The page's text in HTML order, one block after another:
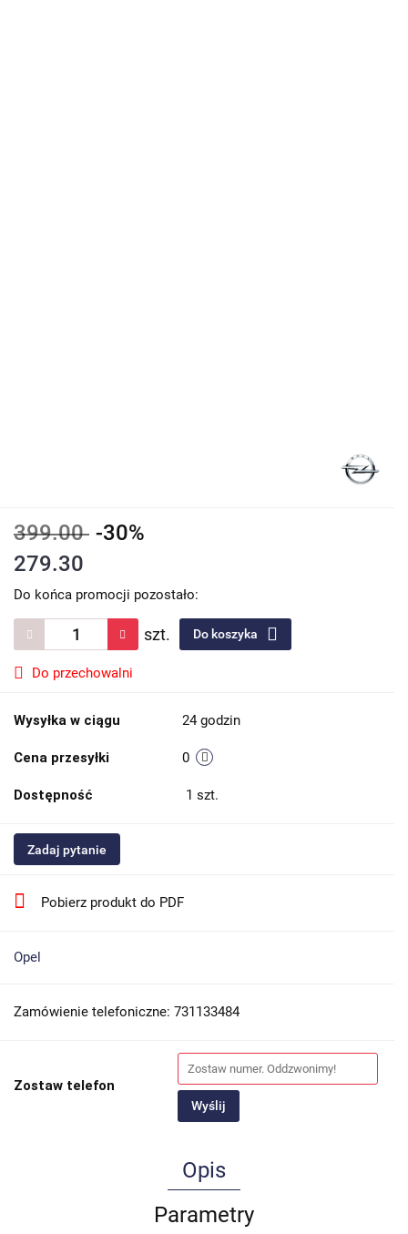
399.00 -30%
279.30
Do końca promocji pozostało:
szt. Do koszyka
Do przechowalni
Wysyłka w ciągu 24 godzin
Cena przesyłki 0
Dostępność 1 szt.
Zadaj pytanie
Pobierz produkt do PDF
Opel
Zamówienie telefoniczne: 731133484
Zostaw telefon
Wyślij
Opis
Parametry